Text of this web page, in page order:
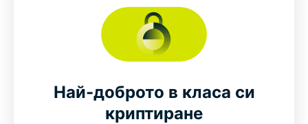
Най-доброто в класа си
криптиране